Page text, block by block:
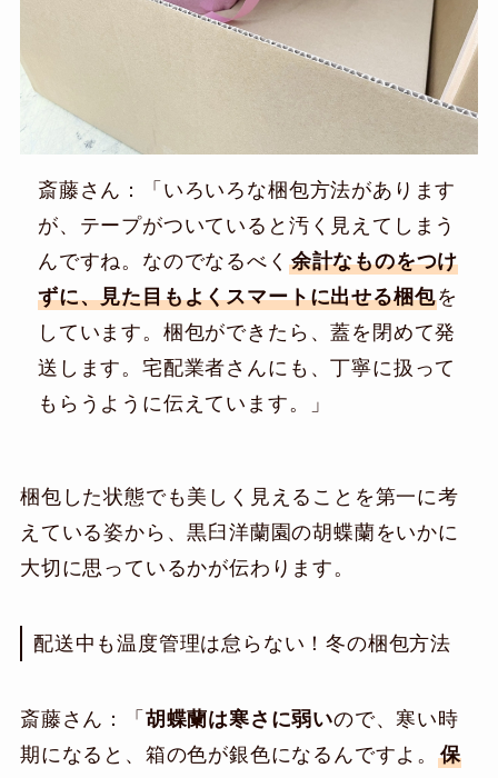
斎藤さん：「いろいろな梱包方法があります
が、テープがついていると汚く見えてしまう
んですね。なのでなるべく 余計なものをつけ
ずに、見た目もよくスマートに出せる梱包を
しています。梱包ができたら、蓋を閉めて発
送します。宅配業者さんにも、丁寧に扱って
もらうように伝えています。」
梱包した状態でも美しく見えることを第一に考
えている姿から、黒臼洋蘭園の胡蝶蘭をいかに
大切に思っているかが伝わります。
配送中も温度管理は怠らない！冬の梱包方法
斎藤さん：「 胡蝶蘭は寒さに弱いので、寒い時
期になると、箱の色が銀色になるんですよ。保